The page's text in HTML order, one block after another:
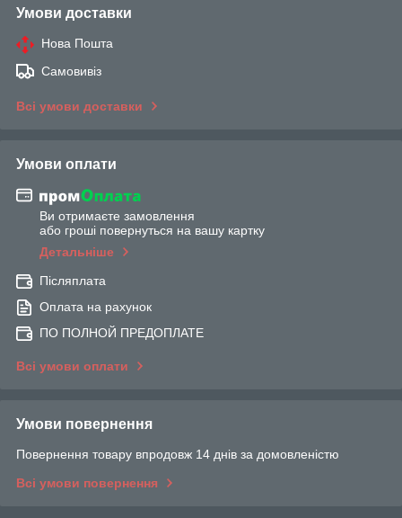
Умови доставки
Нова Пошта
Самовивіз
Всі умови доставки
Умови оплати
Ви отримаєте замовлення
або гроші повернуться на вашу картку
Детальніше
Післяплата
Оплата на рахунок
ПО ПОЛНОЙ ПРЕДОПЛАТЕ
Всі умови оплати
Умови повернення
Повернення товару впродовж 14 днів за домовленістю
Всі умови повернення